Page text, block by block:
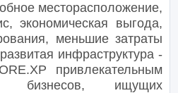
месторасположение,
экономическая выгода,
меньшие затраты
инфраструктура -
привлекательным
бизнесов, ищущих